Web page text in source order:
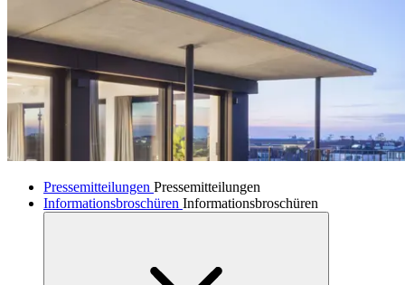
Pressemitteilungen Pressemitteilungen
Informationsbroschüren Informationsbroschüren